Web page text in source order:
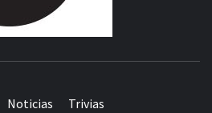
Noticias Trivias